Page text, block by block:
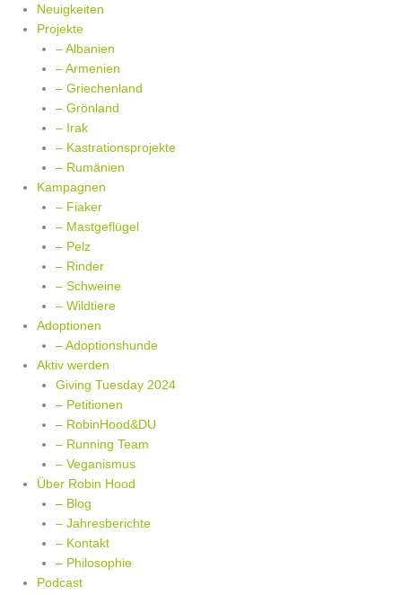
Zum
Inhalt
springen
Neuigkeiten
Projekte
– Albanien
– Armenien
– Griechenland
– Grönland
– Irak
– Kastrationsprojekte
– Rumänien
Kampagnen
– Fiaker
– Mastgeflügel
– Pelz
– Rinder
– Schweine
– Wildtiere
Adoptionen
– Adoptionshunde
Aktiv werden
Giving Tuesday 2024
– Petitionen
– RobinHood&DU
– Running Team
– Veganismus
Über Robin Hood
– Blog
– Jahresberichte
– Kontakt
– Philosophie
Podcast